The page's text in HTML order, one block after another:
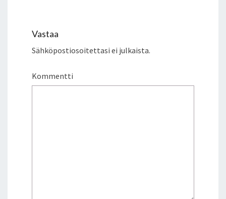
Vastaa
Sähköpostiosoitettasi ei julkaista.
Kommentti